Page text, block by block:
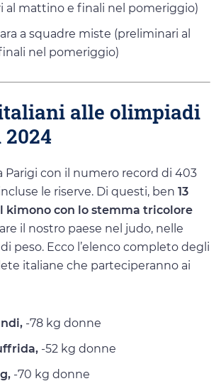
al mattino e finali nel pomeriggio)
a squadre miste (preliminari al
nel pomeriggio)
alle olimpiadi
Parigi con il numero record di 403
le riserve. Di questi, ben 13
kimono con lo stemma tricolore
il nostro paese nel judo, nelle
peso. Ecco l’elenco completo degli
italiane che parteciperanno ai
-78 kg donne
-52 kg donne
-70 kg donne